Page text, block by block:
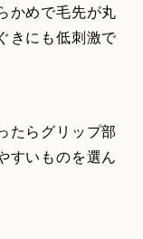
かめで毛先が丸
きにも低刺激で
たらグリップ部
すいものを選ん